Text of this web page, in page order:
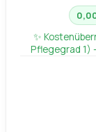
✨
Pflegegrad 1)